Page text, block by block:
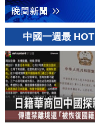
中國一週最 HOT